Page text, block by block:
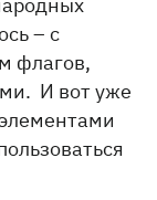
– с
флагов,
И вот уже